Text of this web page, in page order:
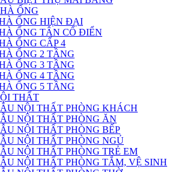
ỐNG
ỐNG HIỆN ĐẠI
ỐNG TÂN CỔ ĐIỂN
ỐNG CẤP 4
ỐNG 2 TẦNG
ỐNG 3 TẦNG
ỐNG 4 TẦNG
ỐNG 5 TẦNG
THẤT
NỘI THẤT PHÒNG KHÁCH
NỘI THẤT PHÒNG ĂN
NỘI THẤT PHÒNG BẾP
NỘI THẤT PHÒNG NGỦ
NỘI THẤT PHÒNG TRẺ EM
NỘI THẤT PHÒNG TẮM, VỆ SINH